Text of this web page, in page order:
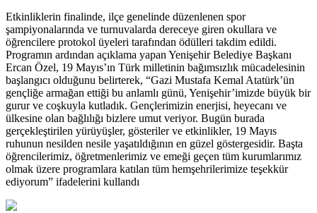
Etkinliklerin finalinde, ilçe genelinde düzenlenen spor
şampiyonalarında ve turnuvalarda dereceye giren okullara ve
öğrencilere protokol üyeleri tarafından ödülleri takdim edildi.
Programın ardından açıklama yapan Yenişehir Belediye Başkanı
Ercan Özel, 19 Mayıs’ın Türk milletinin bağımsızlık mücadelesinin
başlangıcı olduğunu belirterek, “Gazi Mustafa Kemal Atatürk’ün
gençliğe armağan ettiği bu anlamlı günü, Yenişehir’imizde büyük bir
gurur ve coşkuyla kutladık. Gençlerimizin enerjisi, heyecanı ve
ülkesine olan bağlılığı bizlere umut veriyor. Bugün burada
gerçekleştirilen yürüyüşler, gösteriler ve etkinlikler, 19 Mayıs
ruhunun nesilden nesile yaşatıldığının en güzel göstergesidir. Başta
öğrencilerimiz, öğretmenlerimiz ve emeği geçen tüm kurumlarımız
olmak üzere programlara katılan tüm hemşehrilerimize teşekkür
ediyorum” ifadelerini kullandı